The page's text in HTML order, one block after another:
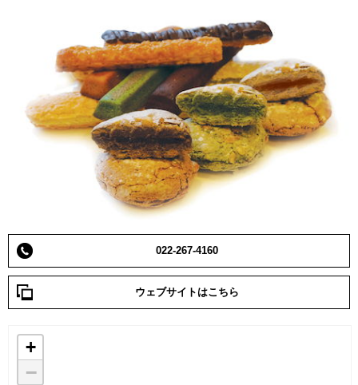
022-267-4160
ウェブサイトはこちら
+
−